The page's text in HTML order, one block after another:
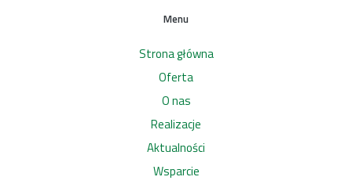
Menu
Strona główna
Oferta
O nas
Realizacje
Aktualności
Wsparcie